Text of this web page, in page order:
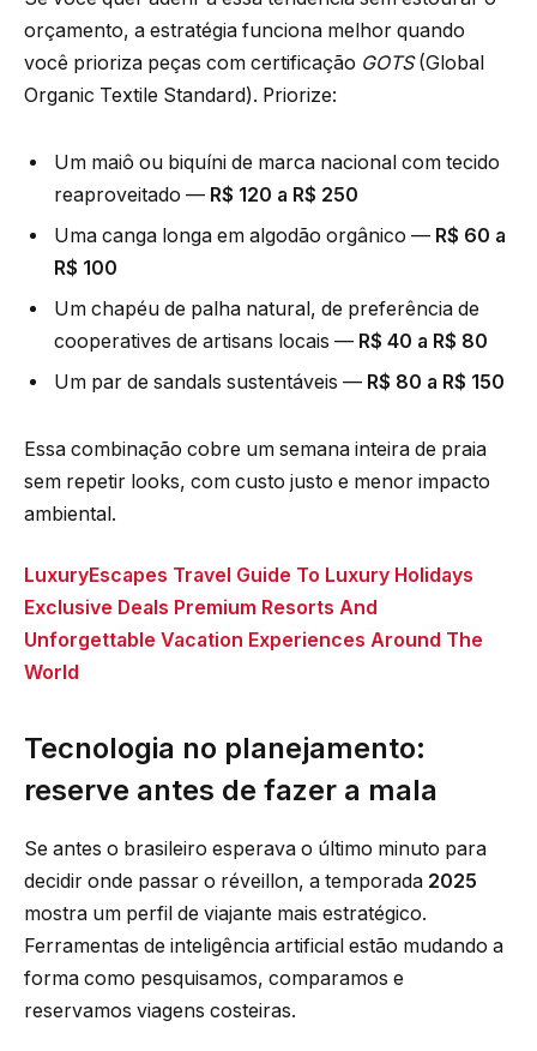
orçamento, a estratégia funciona melhor quando
você prioriza peças com certificação GOTS(Global
Organic Textile Standard). Priorize:
Um maiô ou biquíni de marca nacional com tecido
reaproveitado — R$ 120 a R$ 250
Uma canga longa em algodão orgânico — R$ 60 a
R$ 100
Um chapéu de palha natural, de preferência de
cooperatives de artisans locais — R$ 40 a R$ 80
Um par de sandals sustentáveis — R$ 80 a R$ 150
Essa combinação cobre um semana inteira de praia
sem repetir looks, com custo justo e menor impacto
ambiental.
LuxuryEscapes Travel Guide To Luxury Holidays
Exclusive Deals Premium Resorts And
Unforgettable Vacation Experiences Around The
World
Tecnologia no planejamento:
reserve antes de fazer a mala
Se antes o brasileiro esperava o último minuto para
decidir onde passar o réveillon, a temporada 2025
mostra um perfil de viajante mais estratégico.
Ferramentas de inteligência artificial estão mudando a
forma como pesquisamos, comparamos e
reservamos viagens costeiras.